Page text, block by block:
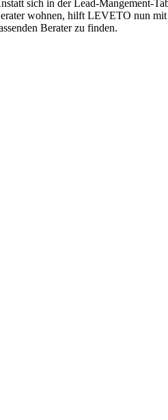
sich in der Lead-Mangement-
wohnen, hilft LEVETO nun mit
Berater zu finden.